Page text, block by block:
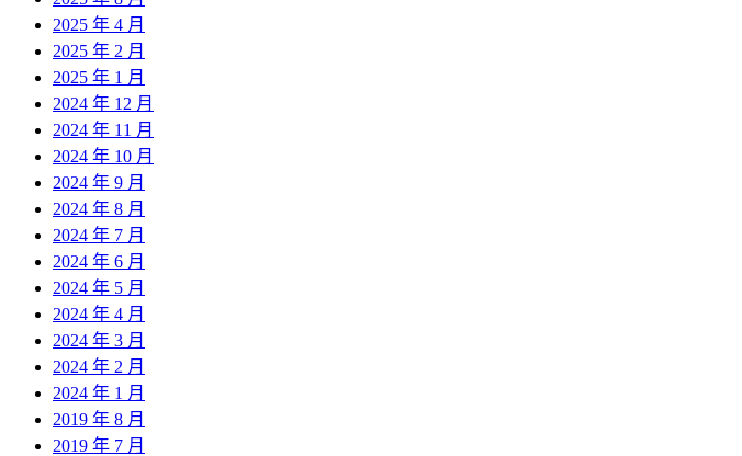
2025 年 4 月
2025 年 2 月
2025 年 1 月
2024 年 12 月
2024 年 11 月
2024 年 10 月
2024 年 9 月
2024 年 8 月
2024 年 7 月
2024 年 6 月
2024 年 5 月
2024 年 4 月
2024 年 3 月
2024 年 2 月
2024 年 1 月
2019 年 8 月
2019 年 7 月